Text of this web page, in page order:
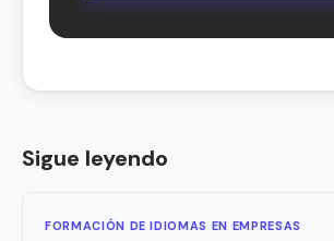
Sigue leyendo
FORMACIÓN DE IDIOMAS EN EMPRESAS